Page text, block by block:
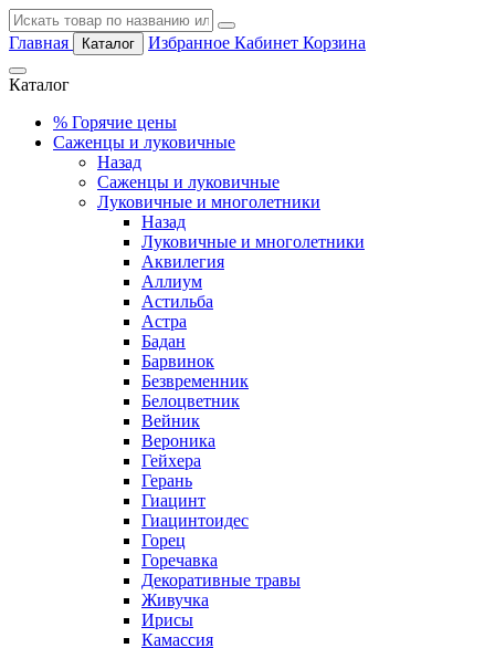
Главная Каталог Избранное Кабинет Корзина
Каталог
% Горячие цены
Саженцы и луковичные
Назад
Саженцы и луковичные
Луковичные и многолетники
Назад
Луковичные и многолетники
Аквилегия
Аллиум
Астильба
Астра
Бадан
Барвинок
Безвременник
Белоцветник
Вейник
Вероника
Гейхера
Герань
Гиацинт
Гиацинтоидес
Горец
Горечавка
Декоративные травы
Живучка
Ирисы
Камассия